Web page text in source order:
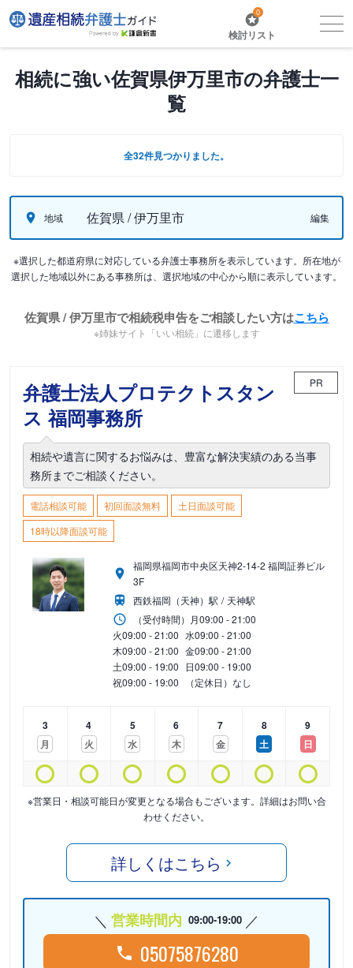
0
検討リスト
相続に強い佐賀県伊万里市の弁護士一
覧
全32件見つかりました。
地域 佐賀県 / 伊万里市 編集
※選択した都道府県に対応している弁護士事務所を表示しています。所在地が
選択した地域以外にある事務所は、選択地域の中心から順に表示しています。
佐賀県 / 伊万里市で相続税申告をご相談したい方はこちら
※姉妹サイト「いい相続」に遷移します
弁護士法人プロテクトスタン
ス 福岡事務所
PR
相続や遺言に関するお悩みは、豊富な解決実績のある当事
務所までご相談ください。
電話相談可能 初回面談無料
土日面談可能
18時以降面談可能
福岡県福岡市中央区天神2-14-2 福岡証券ビル
3F
西鉄福岡（天神）駅
天神駅
（受付時間） 月09:00 - 21:00
火09:00 - 21:00 水09:00 - 21:00
木09:00 - 21:00 金09:00 - 21:00
土09:00 - 19:00 日09:00 - 19:00
祝09:00 - 19:00 （定休日）なし
3
月
4
火
5
水
6
木
7
金
8
土
9
日
※営業日・相談可能日が変更となる場合もございます。詳細はお問い合
わせください。
詳しくはこちら
営業時間内 09:00-19:00
05075876280